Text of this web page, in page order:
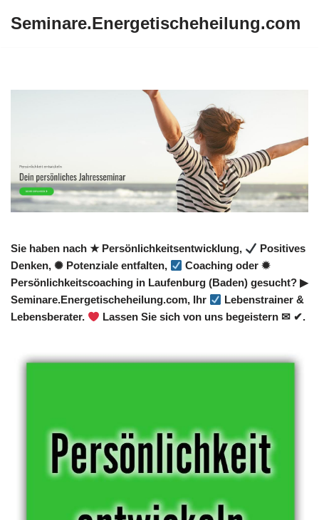
Seminare.Energetischeheilung.com
Sie haben nach ★ Persönlichkeitsentwicklung,
Positives
Denken, ✺ Potenziale entfalten,
Coaching oder ✹
Persönlichkeitscoaching in Laufenburg (Baden) gesucht? ▶︎
Seminare.Energetischeheilung.com, Ihr
Lebenstrainer &
Lebensberater.
Lassen Sie sich von uns begeistern ✉ ✔.